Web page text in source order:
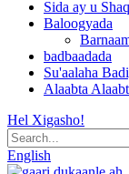
Sida ay u
Baloogyada
badbaadada
Su'aalaha
Alaabta
Hel Xigasho!
English